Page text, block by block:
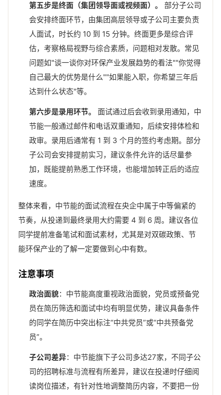
第五步是终面（集团领导面或视频面）。
部分子公司
会安排终面环节，由集团高层领导或子公司主要负责
人面试，时长约 10 到 15 分钟。终面更多是综合评
估，考察格局视野与综合素质，问题相对发散。常见
问题如"谈一谈你对环保产业发展趋势的看法""你觉得
自己最大的优势是什么""如果能入职，你希望三年后
达到什么状态"等。
第六步是录用环节。
面试通过后会收到录用通知，中
节能一般通过邮件和电话双重通知，后续安排体检和
政审。录用后通常有 1 到 3 个月的签约考虑期。部分
子公司会安排提前实习，建议条件允许的话尽量参
加，既能提前熟悉工作环境，也能增加转正后的适应
速度。
整体来看，中节能的面试流程在央企中属于中等偏紧的
节奏，从投递到最终录用大约需要 4 到 6 周。建议各位
同学提前准备笔试和面试素材，尤其是对双碳政策、节
能环保产业的了解一定要做到心中有数。
注意事项
政治面貌：中节能高度重视政治面貌，党员或预备党
员在简历筛选和面试中均有明显优势，建议具备条件
的同学在简历中突出标注“中共党员”或“中共预备党
员”。
子公司差异：中节能旗下子公司多达27家，不同子公
司的招聘标准与流程有所差异，建议在投递时仔细阅
读岗位描述，有针对性地调整简历内容，不要把一份